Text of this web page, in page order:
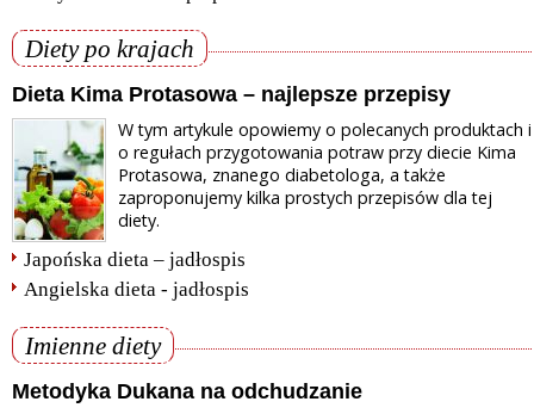
Diety po krajach
Dieta Kima Protasowa – najlepsze przepisy
W tym artykule opowiemy o polecanych produktach i
o regułach przygotowania potraw przy diecie Kima
Protasowa, znanego diabetologa, a także
zaproponujemy kilka prostych przepisów dla tej
diety.
Japońska dieta – jadłospis
Angielska dieta - jadłospis
Imienne diety
Metodyka Dukana na odchudzanie